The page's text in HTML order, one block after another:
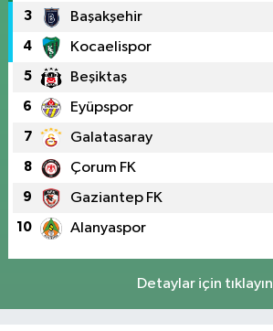
3 Başakşehir
4 Kocaelispor
5 Beşiktaş
6 Eyüpspor
7 Galatasaray
8 Çorum FK
9 Gaziantep FK
10 Alanyaspor
Detaylar için tıklayın